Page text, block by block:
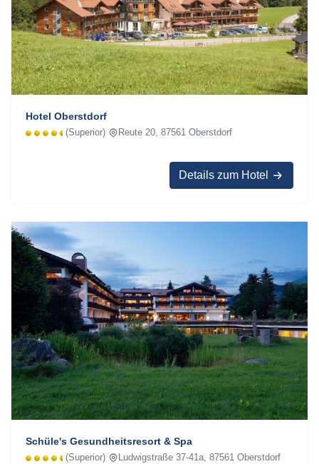
Hotel Oberstdorf
(Superior) Reute 20, 87561 Oberstdorf
Details zum Hotel
Schüle's Gesundheitsresort & Spa
(Superior) Ludwigstraße 37-41a, 87561 Oberstdorf